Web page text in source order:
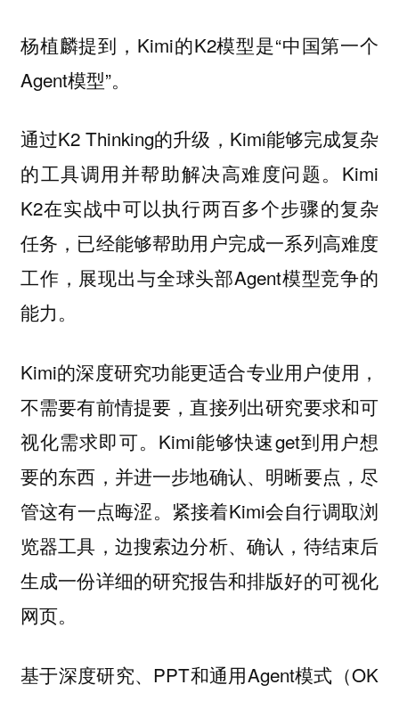
杨植麟提到，Kimi的K2模型是“中国第一个
Agent模型”。
通过K2 Thinking的升级，Kimi能够完成复杂
的工具调用并帮助解决高难度问题。Kimi
K2在实战中可以执行两百多个步骤的复杂
任务，已经能够帮助用户完成一系列高难度
工作，展现出与全球头部Agent模型竞争的
能力。
Kimi的深度研究功能更适合专业用户使用，
不需要有前情提要，直接列出研究要求和可
视化需求即可。Kimi能够快速get到用户想
要的东西，并进一步地确认、明晰要点，尽
管这有一点晦涩。紧接着Kimi会自行调取浏
览器工具，边搜索边分析、确认，待结束后
生成一份详细的研究报告和排版好的可视化
网页。
基于深度研究、PPT和通用Agent模式（OK